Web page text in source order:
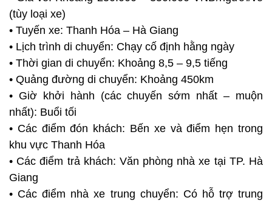
(tùy loại xe)
• Tuyến xe: Thanh Hóa – Hà Giang
• Lịch trình di chuyển: Chạy cố định hằng ngày
• Thời gian di chuyển: Khoảng 8,5 – 9,5 tiếng
• Quảng đường di chuyển: Khoảng 450km
• Giờ khởi hành (các chuyến sớm nhất – muộn
nhất): Buổi tối
• Các điểm đón khách: Bến xe và điểm hẹn trong
khu vực Thanh Hóa
• Các điểm trả khách: Văn phòng nhà xe tại TP. Hà
Giang
• Các điểm nhà xe trung chuyển: Có hỗ trợ trung